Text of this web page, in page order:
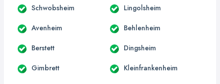
Schwobsheim Lingolsheim
Avenheim Behlenheim
Berstett Dingsheim
Gimbrett Kleinfrankenheim